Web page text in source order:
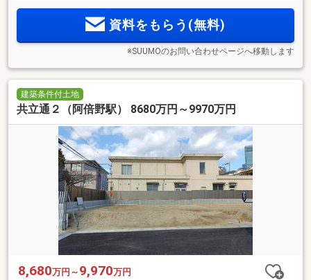
資料をもらう(無料)
※SUUMOのお問い合わせページへ移動します
建築条件付土地
共立通２（阿倍野駅） 8680万円～9970万円
8,680万円～ 9,970万円